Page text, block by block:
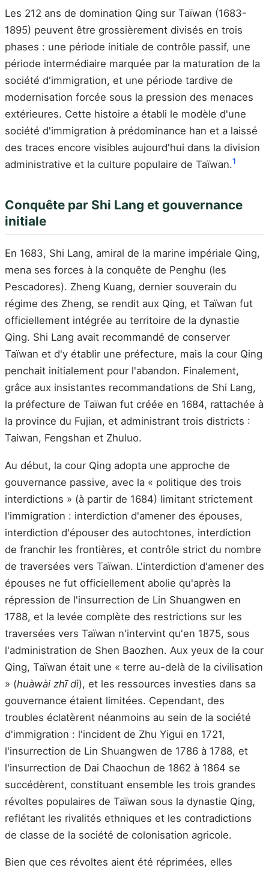
Les 212 ans de domination Qing sur Taïwan (1683-
1895) peuvent être grossièrement divisés en trois
phases : une période initiale de contrôle passif, une
période intermédiaire marquée par la maturation de la
société d'immigration, et une période tardive de
modernisation forcée sous la pression des menaces
extérieures. Cette histoire a établi le modèle d'une
société d'immigration à prédominance han et a laissé
des traces encore visibles aujourd'hui dans la division
administrative et la culture populaire de Taïwan.1
Conquête par Shi Lang et gouvernance
initiale
En 1683, Shi Lang, amiral de la marine impériale Qing,
mena ses forces à la conquête de Penghu (les
Pescadores). Zheng Kuang, dernier souverain du
régime des Zheng, se rendit aux Qing, et Taïwan fut
officiellement intégrée au territoire de la dynastie
Qing. Shi Lang avait recommandé de conserver
Taïwan et d'y établir une préfecture, mais la cour Qing
penchait initialement pour l'abandon. Finalement,
grâce aux insistantes recommandations de Shi Lang,
la préfecture de Taïwan fut créée en 1684, rattachée à
la province du Fujian, et administrant trois districts :
Taiwan, Fengshan et Zhuluo.
Au début, la cour Qing adopta une approche de
gouvernance passive, avec la « politique des trois
interdictions » (à partir de 1684) limitant strictement
l'immigration : interdiction d'amener des épouses,
interdiction d'épouser des autochtones, interdiction
de franchir les frontières, et contrôle strict du nombre
de traversées vers Taïwan. L'interdiction d'amener des
épouses ne fut officiellement abolie qu'après la
répression de l'insurrection de Lin Shuangwen en
1788, et la levée complète des restrictions sur les
traversées vers Taïwan n'intervint qu'en 1875, sous
l'administration de Shen Baozhen. Aux yeux de la cour
Qing, Taïwan était une « terre au-delà de la civilisation
» (huàwài zhī dì), et les ressources investies dans sa
gouvernance étaient limitées. Cependant, des
troubles éclatèrent néanmoins au sein de la société
d'immigration : l'incident de Zhu Yigui en 1721,
l'insurrection de Lin Shuangwen de 1786 à 1788, et
l'insurrection de Dai Chaochun de 1862 à 1864 se
succédèrent, constituant ensemble les trois grandes
révoltes populaires de Taïwan sous la dynastie Qing,
reflétant les rivalités ethniques et les contradictions
de classe de la société de colonisation agricole.
Bien que ces révoltes aient été réprimées, elles